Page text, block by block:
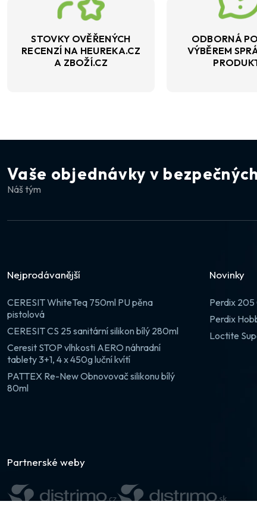
STOVKY OVĚŘENÝCH
RECENZÍ NA HEUREKA.CZ
A ZBOŽÍ.CZ
ODBORNÁ
VÝBĚREM
Vaše objednávky v
Náš tým
Nejprodávanější
CERESIT WhiteTeq 750ml PU pěna
pistolová
CERESIT CS 25 sanitární silikon bílý 280ml
Ceresit STOP vlhkosti AERO náhradní
tablety 3+1, 4 x 450g luční kvítí
PATTEX Re-New Obnovovač silikonu bílý
80ml
Novinky
Perdix
Perdix
Loctite
Partnerské weby